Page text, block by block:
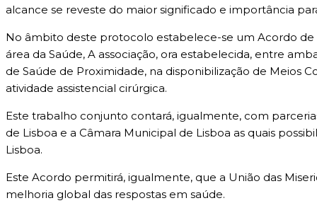
alcance se reveste do maior significado e importância
No âmbito deste protocolo estabelece-se um Acordo
área da Saúde, A associação, ora estabelecida, entre
de Saúde de Proximidade, na disponibilização de
atividade assistencial cirúrgica.
Este trabalho conjunto contará, igualmente, com
de Lisboa e a Câmara Municipal de Lisboa as quais
Lisboa.
Este Acordo permitirá, igualmente, que a União das
melhoria global das respostas em saúde.